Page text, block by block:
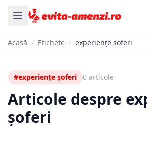
Acasă / Etichete / experiențe șoferi
#experiențe șoferi 0 articole
Articole despre
șoferi